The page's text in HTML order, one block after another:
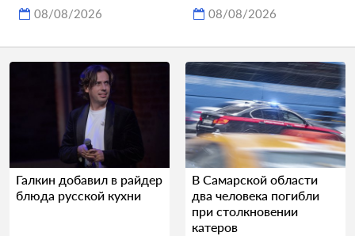
08/08/2026 08/08/2026
Галкин добавил в райдер
блюда русской кухни
В Самарской области
два человека погибли
при столкновении
катеров